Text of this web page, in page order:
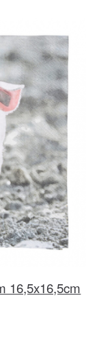
16,5x16,5cm